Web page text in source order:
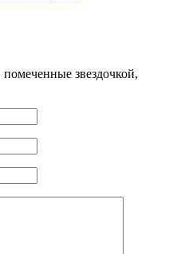
звездочкой,